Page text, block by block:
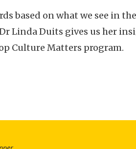
based on what we see in
Linda Duits gives us her
Culture Matters program.